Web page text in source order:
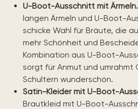
U-Boot-Ausschnitt mit Ärmeln.
langen Ärmeln und U-Boot-
schicke Wahl für Bräute, die
mehr Schönheit und
Kombination aus U-Boot-
sorgt für Anmut und umrahmt
Schultern wunderschön.
Satin-Kleider mit U-Boot-
Brautkleid mit U-Boot-